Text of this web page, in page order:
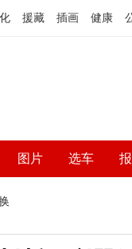
援藏 插画 健康
图片 选车